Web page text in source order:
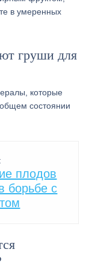
в умеренных
груши для
которые
состоянии
плодов
борьбе с